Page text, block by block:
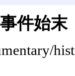
件始末